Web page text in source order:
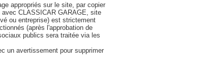
appropriés sur le site, par copier
CLASSICAR GARAGE, site
ou entreprise) est strictement
(après l'approbation de
publics sera traitée via les
un avertissement pour supprimer